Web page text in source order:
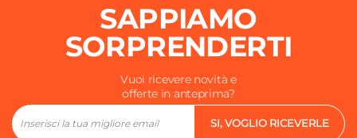
SAPPIAMO
SORPRENDERTI
Vuoi ricevere novità e
offerte in anteprima?
SI, VOGLIO RICEVERLE